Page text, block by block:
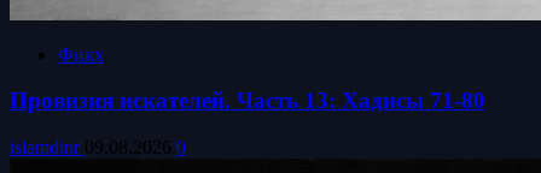
Фикх
Провизия искателей. Часть 13: Хадисы 71-80
islamdinr 09.08.2026 0